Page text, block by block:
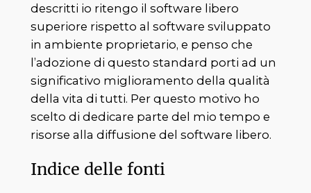
descritti io ritengo il software libero
superiore rispetto al software sviluppato
in ambiente proprietario, e penso che
l’adozione di questo standard porti ad un
significativo miglioramento della qualità
della vita di tutti. Per questo motivo ho
scelto di dedicare parte del mio tempo e
risorse alla diffusione del software libero.
Indice delle fonti